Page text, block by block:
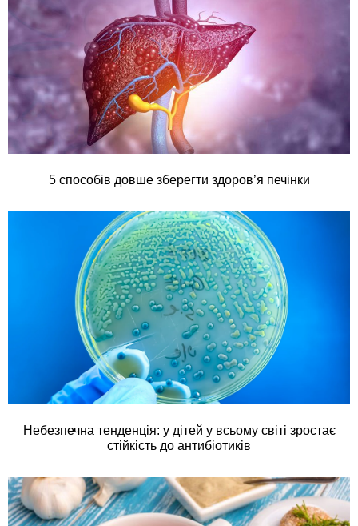
5 способів довше зберегти здоров’я печінки
Небезпечна тенденція: у дітей у всьому світі зростає
стійкість до антибіотиків